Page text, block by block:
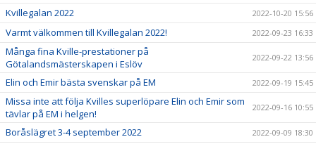
Kvillegalan 2022 2022-10-20 15:56
Varmt välkommen till Kvillegalan 2022! 2022-09-23 16:33
Många fina Kville-prestationer på
Götalandsmästerskapen i Eslöv
2022-09-22 13:56
Elin och Emir bästa svenskar på EM 2022-09-19 15:45
Missa inte att följa Kvilles superlöpare Elin och Emir som
tävlar på EM i helgen!
2022-09-16 10:55
Boråslägret 3-4 september 2022 2022-09-09 18:30